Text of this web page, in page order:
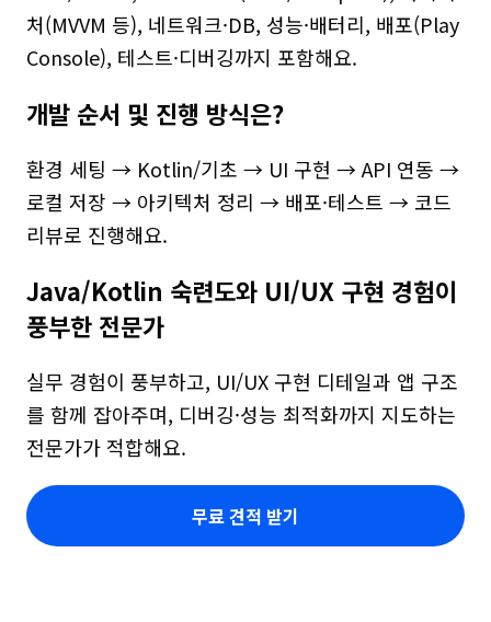
처(MVVM 등), 네트워크·DB, 성능·배터리, 배포(Play
Console), 테스트·디버깅까지 포함해요.
개발 순서 및 진행 방식은?
환경 세팅 → Kotlin/기초 → UI 구현 → API 연동 →
로컬 저장 → 아키텍처 정리 → 배포·테스트 → 코드
리뷰로 진행해요.
Java/Kotlin 숙련도와 UI/UX 구현 경험이
풍부한 전문가
실무 경험이 풍부하고, UI/UX 구현 디테일과 앱 구조
를 함께 잡아주며, 디버깅·성능 최적화까지 지도하는
전문가가 적합해요.
무료 견적 받기